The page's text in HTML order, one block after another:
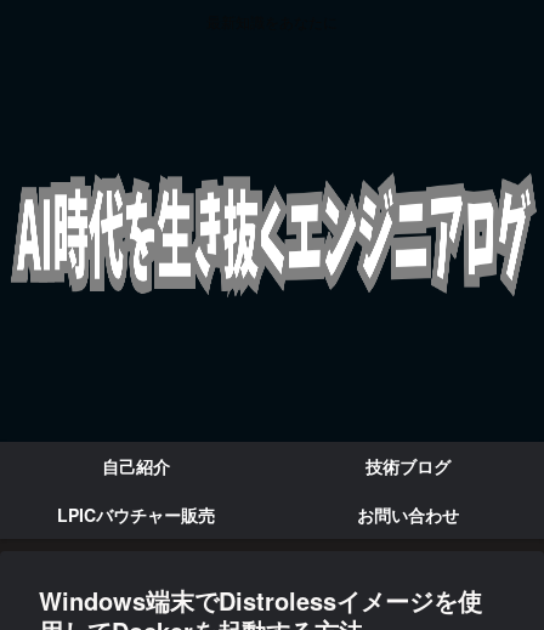
自己紹介
技術ブログ
LPICバウチャー販売
お問い合わせ
Windows端末でDistrolessイメージを使